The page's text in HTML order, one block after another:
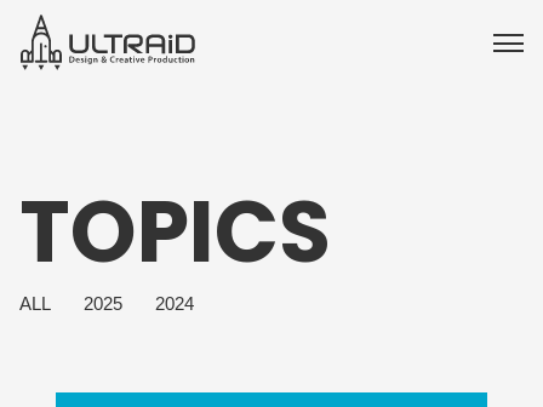
TOPICS
ALL 2025 2024